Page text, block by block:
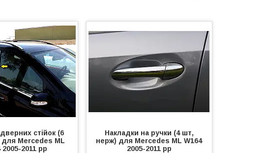
стійок (6
Mercedes ML
2005-2011 рр
Накладки на ручки (4 шт,
нерж) для Mercedes ML W164
2005-2011 рр